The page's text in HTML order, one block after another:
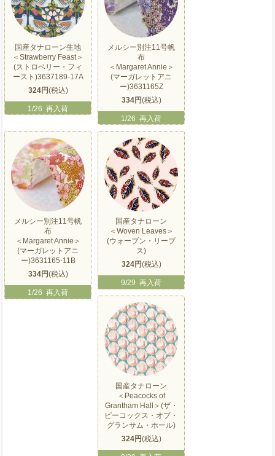
国産タナローン生地
＜Strawberry Feast＞
(ストロベリー・フィ
ースト)3637189-17A
324円(税込)
1/26 再入荷
メルシー別注11号帆
布
＜Margaret Annie＞
(マーガレットアニ
ー)3631165Z
334円(税込)
1/26 再入荷
メルシー別注11号帆
布
＜Margaret Annie＞
(マーガレットアニ
ー)3631165-11B
334円(税込)
1/26 再入荷
国産タナローン
＜Woven Leaves＞
(ウォーブン・リーブ
ス)
324円(税込)
9/29 再入荷
国産タナローン
＜Peacocks of
Grantham Hall＞(ザ・
ピーコックス・オブ・
グランサム・ホール)
324円(税込)